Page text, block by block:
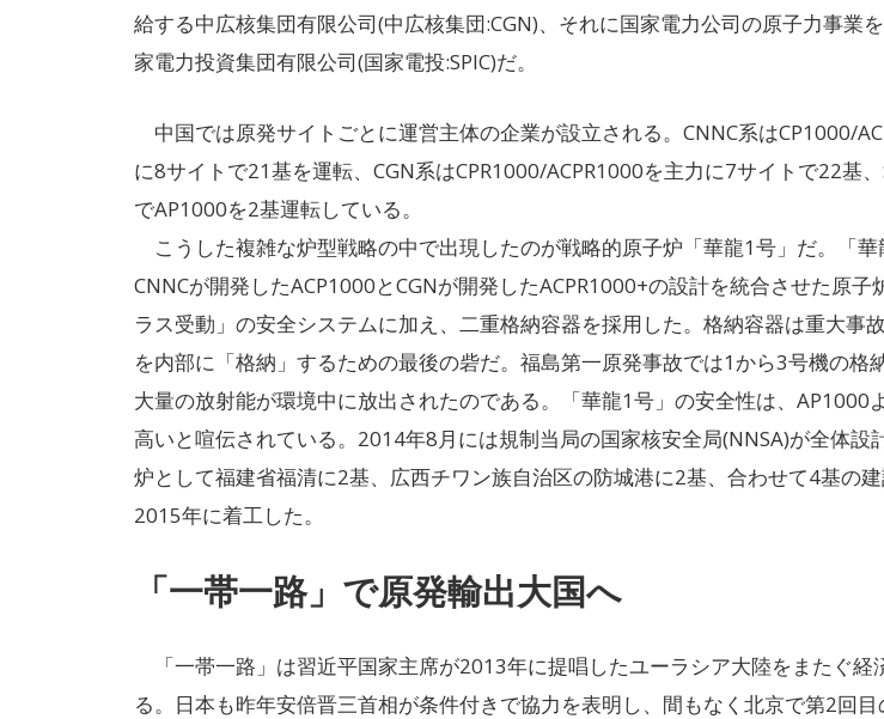
給する中広核集団有限公司(中広核集団:CGN)、それに国家電力公司の原子力事業
家電力投資集団有限公司(国家電投:SPIC)だ。
中国では原発サイトごとに運営主体の企業が設立される。CNNC系はCP1000/
に8サイトで21基を運転、CGN系はCPR1000/ACPR1000を主力に7サイトで22基、
でAP1000を2基運転している。
こうした複雑な炉型戦略の中で出現したのが戦略的原子炉「華龍1号」だ。「華
CNNCが開発したACP1000とCGNが開発したACPR1000+の設計を統合させた原子
ラス受動」の安全システムに加え、二重格納容器を採用した。格納容器は重大事
を内部に「格納」するための最後の砦だ。福島第一原発事故では1から3号機の格
大量の放射能が環境中に放出されたのである。「華龍1号」の安全性は、AP1000
高いと喧伝されている。2014年8月には規制当局の国家核安全局(NNSA)が全体設
炉として福建省福清に2基、広西チワン族自治区の防城港に2基、合わせて4基の建
2015年に着工した。
「一帯一路」で原発輸出大国へ
「一帯一路」は習近平国家主席が2013年に提唱したユーラシア大陸をまたぐ経
る。日本も昨年安倍晋三首相が条件付きで協力を表明し、間もなく北京で第2回